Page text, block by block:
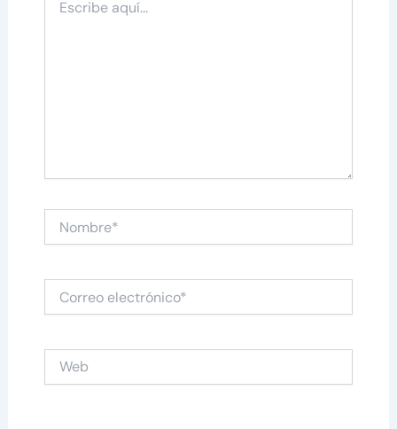
aquí...
electrónico*